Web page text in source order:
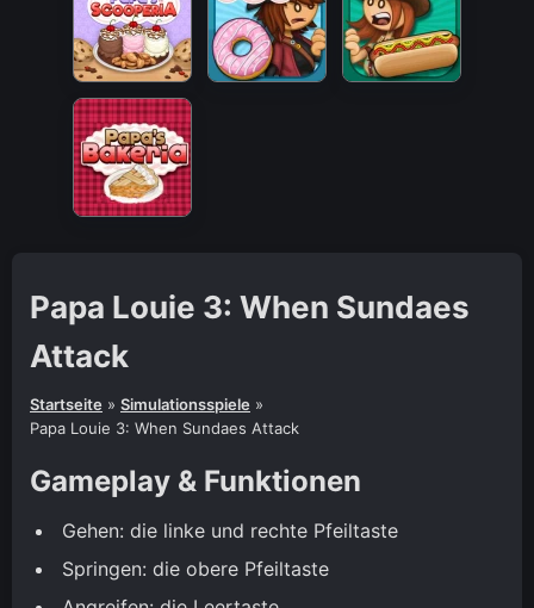
Papa Louie 3: When Sundaes
Attack
Startseite » Simulationsspiele »
Papa Louie 3: When Sundaes Attack
Gameplay & Funktionen
Gehen: die linke und rechte Pfeiltaste
Springen: die obere Pfeiltaste